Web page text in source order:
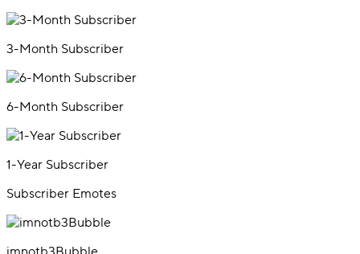
3-Month Subscriber
6-Month Subscriber
1-Year Subscriber
Subscriber Emotes